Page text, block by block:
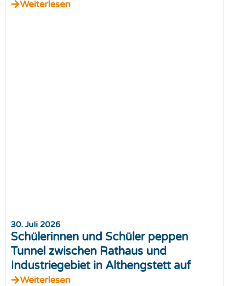
Weiterlesen
30. Juli 2026
Schülerinnen und Schüler peppen
Tunnel zwischen Rathaus und
Industriegebiet in Althengstett auf
Weiterlesen